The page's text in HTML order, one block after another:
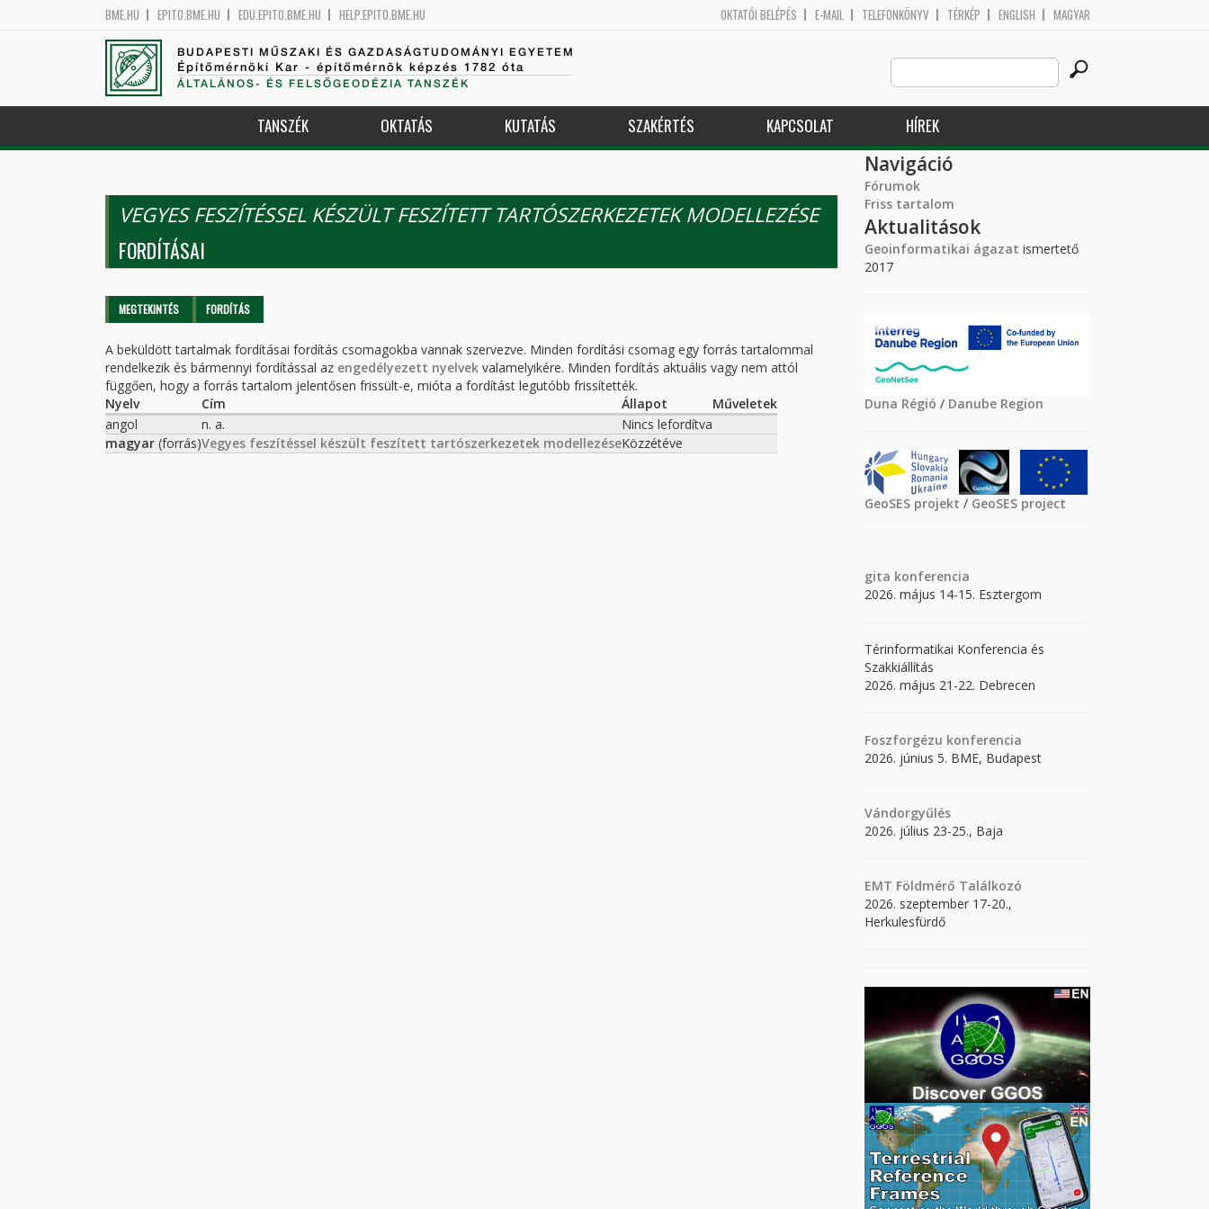
BME.HU EPITO.BME.HU EDU.EPITO.BME.HU HELP.EPITO.BME.HU OKTATÓI BELÉPÉS E-MAIL TELEFONKÖNYV TÉRKÉP ENGLISH MAGYAR
BUDAPESTI MŰSZAKI ÉS GAZDASÁGTUDOMÁNYI EGYETEM
Építőmérnöki Kar - építőmérnök képzés 1782 óta
ÁLTALÁNOS- ÉS FELSŐGEODÉZIA TANSZÉK
Search
this
site
TANSZÉK OKTATÁS KUTATÁS SZAKÉRTÉS KAPCSOLAT HÍREK
VEGYES FESZÍTÉSSEL KÉSZÜLT FESZÍTETT TARTÓSZERKEZETEK MODELLEZÉSE
FORDÍTÁSAI
Elsődleges fülek
MEGTEKINTÉS FORDÍTÁS
A beküldött tartalmak fordításai fordítás csomagokba vannak szervezve. Minden fordítási csomag egy forrás tartalommal
rendelkezik és bármennyi fordítással az engedélyezett nyelvek valamelyikére. Minden fordítás aktuális vagy nem attól
függően, hogy a forrás tartalom jelentősen frissült-e, mióta a fordítást legutóbb frissítették.
Nyelv
Cím Állapot
Műveletek
angol
n. a.
Nincs lefordítva
magyar (forrás)Vegyes feszítéssel készült feszített tartószerkezetek modellezéseKözzétéve
Navigáció
Fórumok
Friss tartalom
Aktualitások
Geoinformatikai ágazat ismertető
2017
Duna Régió / Danube Region
GeoSES projekt / GeoSES project
gita konferencia
2026. május 14-15. Esztergom
Térinformatikai Konferencia és
Szakkiállítás
2026. május 21-22. Debrecen
Foszforgézu konferencia
2026. június 5. BME, Budapest
Vándorgyűlés
2026. július 23-25., Baja
EMT Földmérő Találkozó
2026. szeptember 17-20.,
Herkulesfürdő